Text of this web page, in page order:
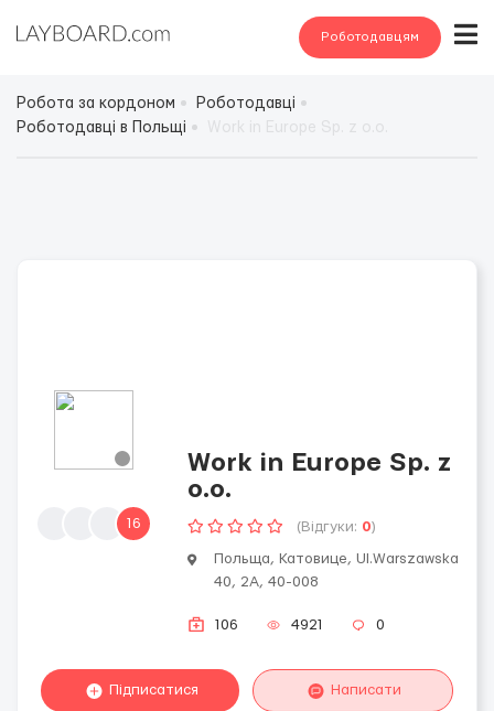
Роботодавцям
Робота за кордоном
Роботодавці
Роботодавці в Польщі
16
Work in Europe Sp. z
o.o.
(Відгуки: 0)
Польща, Катовице, Ul.Warszawska
40, 2A, 40-008
106 4921 0
Підписатися Написати